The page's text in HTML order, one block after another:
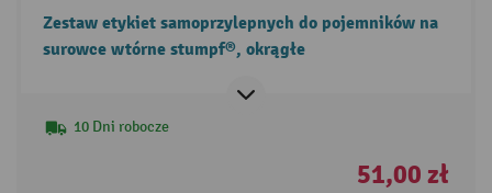
Zestaw etykiet samoprzylepnych do pojemników na
surowce wtórne stumpf®, okrągłe
10 Dni robocze
51,00 zł